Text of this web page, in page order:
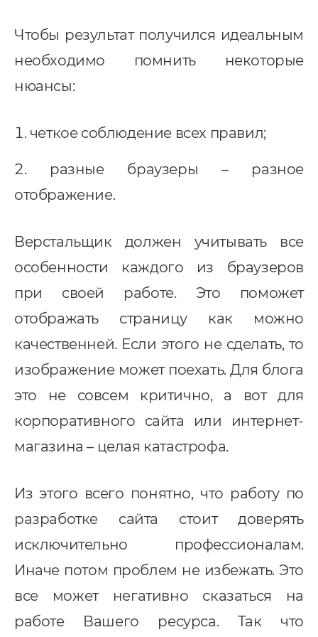
Чтобы результат получился идеальным
необходимо помнить некоторые
нюансы:
четкое соблюдение всех правил;
разные браузеры – разное
отображение.
Верстальщик должен учитывать все
особенности каждого из браузеров
при своей работе. Это поможет
отображать страницу как можно
качественней. Если этого не сделать, то
изображение может поехать. Для блога
это не совсем критично, а вот для
корпоративного сайта или интернет-
магазина – целая катастрофа.
Из этого всего понятно, что работу по
разработке сайта стоит доверять
исключительно профессионалам.
Иначе потом проблем не избежать. Это
все может негативно сказаться на
работе Вашего ресурса. Так что